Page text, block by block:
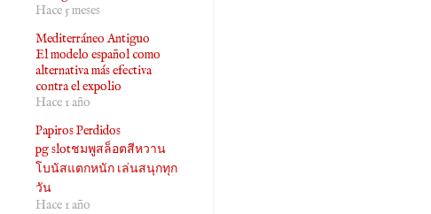
Hace 5 meses
Mediterráneo Antiguo
El modelo español como
alternativa más efectiva
contra el expolio
Hace 1 año
Papiros Perdidos
pg slotชมพูสล็อตสีหวาน
โบนัสแตกหนัก เล่นสนุกทุก
วัน
Hace 1 año